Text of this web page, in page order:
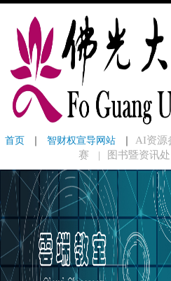
首页 ｜ 智财权宣导网站 ｜ AI资源
赛
图书暨资讯处